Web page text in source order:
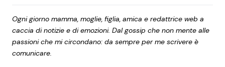
Contattaci
Pubblicità
Privacy Policy
Ogni giorno mamma, moglie, figlia, amica e redattrice web a
caccia di notizie e di emozioni. Dal gossip che non mente alle
passioni che mi circondano: da sempre per me scrivere è
comunicare.